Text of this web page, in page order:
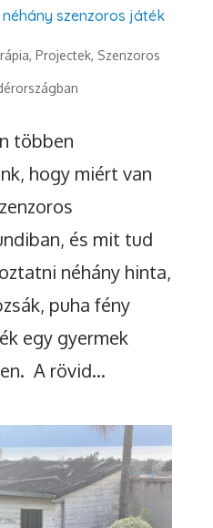
szenzoros játék
, Projectek, Szenzoros
többen
hogy miért van
és mit tud
néhány hinta,
puha fény
egy gyermek
A rövid...